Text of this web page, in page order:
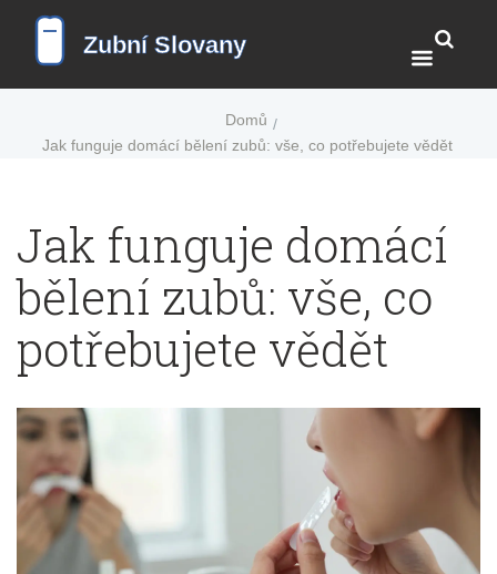
Domů
Jak funguje domácí bělení zubů: vše, co potřebujete vědět
Jak funguje domácí
bělení zubů: vše, co
potřebujete vědět